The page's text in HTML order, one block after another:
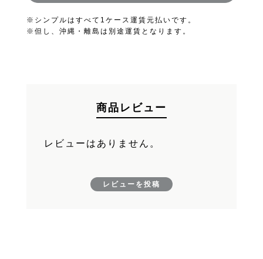
※シンプルはすべて1ケース運賃元払いです。
※但し、沖縄・離島は別途運賃となります。
お買い物を続ける
商品レビュー
レビューはありません。
レビューを投稿